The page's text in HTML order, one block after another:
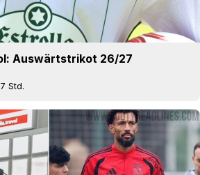
Auswärtstrikot 26/27
7 Std.